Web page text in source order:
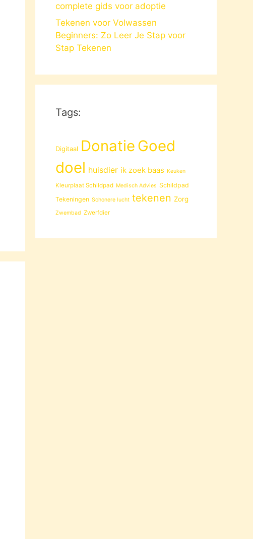
complete gids voor adoptie
Tekenen voor Volwassen
Beginners: Zo Leer Je Stap voor
Stap Tekenen
Tags:
Digitaal Donatie Goed
doel huisdier ik zoek baas Keuken
Kleurplaat Schildpad Medisch Advies Schildpad
Tekeningen Schonere lucht tekenen Zorg
Zwembad Zwerfdier